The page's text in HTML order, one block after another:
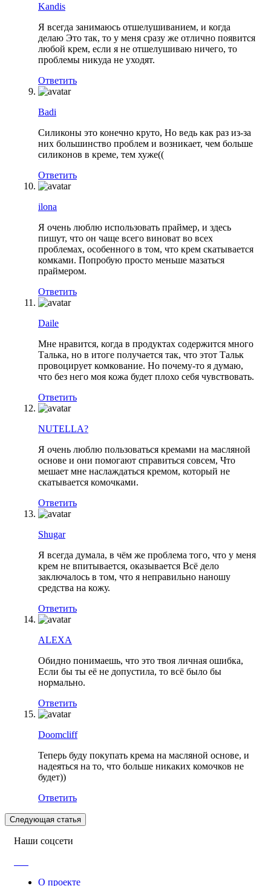
Kandis
Я всегда занимаюсь отшелушиванием, и когда
делаю Это так, то у меня сразу же отлично появится
любой крем, если я не отшелушиваю ничего, то
проблемы никуда не уходят.
Ответить
Badi
Силиконы это конечно круто, Но ведь как раз из-за
них большинство проблем и возникает, чем больше
силиконов в креме, тем хуже((
Ответить
ilona
Я очень люблю использовать праймер, и здесь
пишут, что он чаще всего виноват во всех
проблемах, особенного в том, что крем скатывается
комками. Попробую просто меньше мазаться
праймером.
Ответить
Daile
Мне нравится, когда в продуктах содержится много
Талька, но в итоге получается так, что этот Тальк
провоцирует комкование. Но почему-то я думаю,
что без него моя кожа будет плохо себя чувствовать.
Ответить
NUTELLA?
Я очень люблю пользоваться кремами на масляной
основе и они помогают справиться совсем, Что
мешает мне наслаждаться кремом, который не
скатывается комочками.
Ответить
Shugar
Я всегда думала, в чём же проблема того, что у меня
крем не впитывается, оказывается Всё дело
заключалось в том, что я неправильно наношу
средства на кожу.
Ответить
ALEXA
Обидно понимаешь, что это твоя личная ошибка,
Если бы ты её не допустила, то всё было бы
нормально.
Ответить
Doomcliff
Теперь буду покупать крема на масляной основе, и
надеяться на то, что больше никаких комочков не
будет))
Ответить
Следующая статья
Наши соцсети
О проекте